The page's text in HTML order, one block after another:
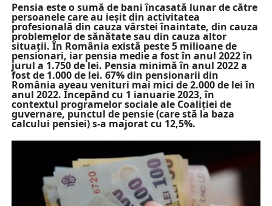
Pensia este o sumă de bani încasată lunar de către
persoanele care au ieșit din activitatea
profesională din cauza vârstei înaintate, din cauza
problemelor de sănătate sau din cauza altor
situații. În România există peste 5 milioane de
pensionari, iar pensia medie a fost în anul 2022 în
jurul a 1.750 de lei. Pensia minimă în anul 2022 a
fost de 1.000 de lei. 67% din pensionarii din
România aveau venituri mai mici de 2.000 de lei în
anul 2022. Începând cu 1 ianuarie 2023, în
contextul programelor sociale ale Coaliției de
guvernare, punctul de pensie (care stă la baza
calcului pensiei) s-a majorat cu 12,5%.